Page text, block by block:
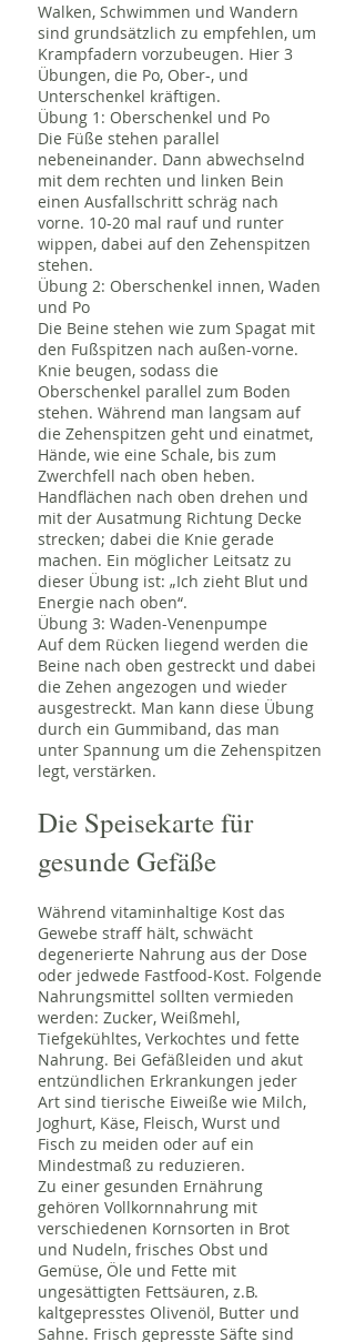
Walken, Schwimmen und Wandern
sind grundsätzlich zu empfehlen, um
Krampfadern vorzubeugen. Hier 3
Übungen, die Po, Ober-, und
Unterschenkel kräftigen.
Übung 1: Oberschenkel und Po
Die Füße stehen parallel
nebeneinander. Dann abwechselnd
mit dem rechten und linken Bein
einen Ausfallschritt schräg nach
vorne. 10-20 mal rauf und runter
wippen, dabei auf den Zehenspitzen
stehen.
Übung 2: Oberschenkel innen, Waden
und Po
Die Beine stehen wie zum Spagat mit
den Fußspitzen nach außen-vorne.
Knie beugen, sodass die
Oberschenkel parallel zum Boden
stehen. Während man langsam auf
die Zehenspitzen geht und einatmet,
Hände, wie eine Schale, bis zum
Zwerchfell nach oben heben.
Handflächen nach oben drehen und
mit der Ausatmung Richtung Decke
strecken; dabei die Knie gerade
machen. Ein möglicher Leitsatz zu
dieser Übung ist: „Ich zieht Blut und
Energie nach oben“.
Übung 3: Waden-Venenpumpe
Auf dem Rücken liegend werden die
Beine nach oben gestreckt und dabei
die Zehen angezogen und wieder
ausgestreckt. Man kann diese Übung
durch ein Gummiband, das man
unter Spannung um die Zehenspitzen
legt, verstärken.
Die Speisekarte für
gesunde Gefäße
Während vitaminhaltige Kost das
Gewebe straff hält, schwächt
degenerierte Nahrung aus der Dose
oder jedwede Fastfood-Kost. Folgende
Nahrungsmittel sollten vermieden
werden: Zucker, Weißmehl,
Tiefgekühltes, Verkochtes und fette
Nahrung. Bei Gefäßleiden und akut
entzündlichen Erkrankungen jeder
Art sind tierische Eiweiße wie Milch,
Joghurt, Käse, Fleisch, Wurst und
Fisch zu meiden oder auf ein
Mindestmaß zu reduzieren.
Zu einer gesunden Ernährung
gehören Vollkornnahrung mit
verschiedenen Kornsorten in Brot
und Nudeln, frisches Obst und
Gemüse, Öle und Fette mit
ungesättigten Fettsäuren, z.B.
kaltgepresstes Olivenöl, Butter und
Sahne. Frisch gepresste Säfte sind